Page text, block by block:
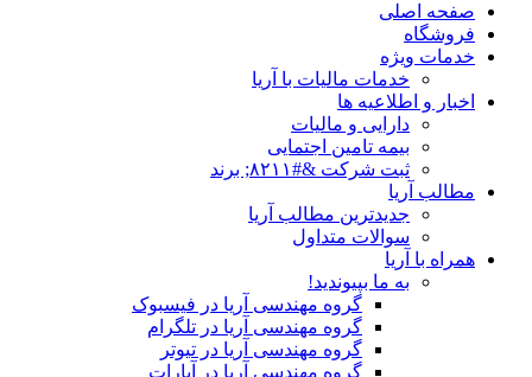
صفحه اصلی
فروشگاه
خدمات ویژه
خدمات مالیات با آریا
اخبار و اطلاعیه ها
دارایی و مالیات
بیمه تامین اجتمایی
ثبت شرکت &#۸۲۱۱; برند
مطالب آریا
جدیدترین مطالب آریا
سوالات متداول
همراه با آریا
به ما بپیوندید!
گروه مهندسی آریا در فیسبوک
گروه مهندسی آریا در تلگرام
گروه مهندسی آریا در تیوتر
گروه مهندسی آریا در آپارات